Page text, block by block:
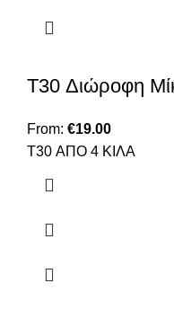
T30 Διώροφη
From: €19.00
T30 ΑΠΟ 4 ΚΙΛΑ